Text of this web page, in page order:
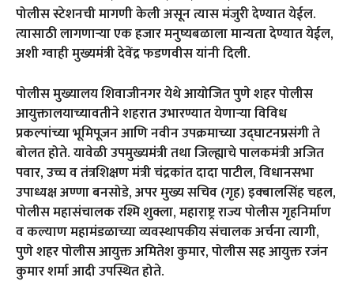
पोलीस स्टेशनची मागणी केली असून त्यास मंजुरी देण्यात येईल.
त्यासाठी लागणाऱ्या एक हजार मनुष्यबळाला मान्यता देण्यात येईल,
अशी ग्वाही मुख्यमंत्री देवेंद्र फडणवीस यांनी दिली.
पोलीस मुख्यालय शिवाजीनगर येथे आयोजित पुणे शहर पोलीस
आयुक्तालयाच्यावतीने शहरात उभारण्यात येणाऱ्या विविध
प्रकल्पांच्या भूमिपूजन आणि नवीन उपक्रमाच्या उद्घाटनप्रसंगी ते
बोलत होते. यावेळी उपमुख्यमंत्री तथा जिल्ह्याचे पालकमंत्री अजित
पवार, उच्च व तंत्रशिक्षण मंत्री चंद्रकांत दादा पाटील, विधानसभा
उपाध्यक्ष अण्णा बनसोडे, अपर मुख्य सचिव (गृह) इक्बालसिंह चहल,
पोलीस महासंचालक रश्मि शुक्ला, महाराष्ट्र राज्य पोलीस गृहनिर्माण
व कल्याण महामंडळाच्या व्यवस्थापकीय संचालक अर्चना त्यागी,
पुणे शहर पोलीस आयुक्त अमितेश कुमार, पोलीस सह आयुक्त रजंन
कुमार शर्मा आदी उपस्थित होते.